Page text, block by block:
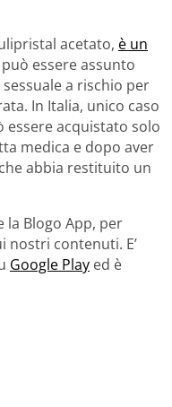
acetato, è un
essere assunto
a rischio per
In Italia, unico caso
acquistato solo
medica e dopo aver
abbia restituito un
la Blogo App, per
nostri contenuti. E’
Google Play ed è